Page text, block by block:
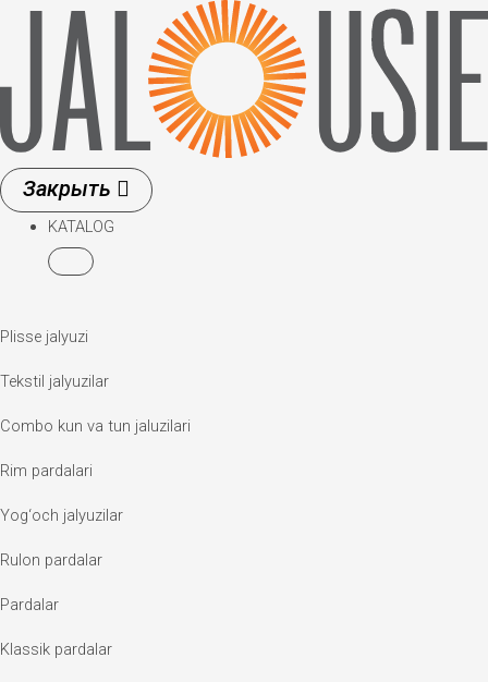
KATALOG
Plisse jalyuzi
Tekstil jalyuzilar
Combo kun va tun jaluzilari
Rim pardalari
Yog‘och jalyuzilar
Rulon pardalar
Pardalar
Klassik pardalar